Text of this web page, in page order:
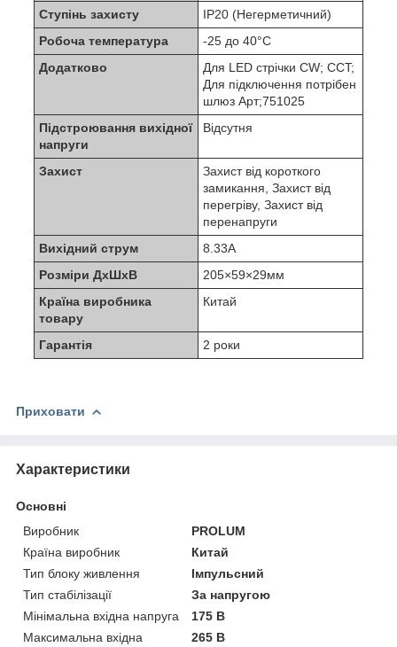
Ступінь захисту
IP20 (Негерметичний)
Робоча температура
-25 до 40°С
Додатково
Для LED стрічки CW; CCT;
Для підключення потрібен
шлюз Арт;751025
Підстроювання вихідної
напруги
Відсутня
Захист
Захист від короткого
замикання, Захист від
перегріву, Захист від
перенапруги
Вихідний струм
8.33A
Розміри ДхШхВ
205×59×29мм
Країна виробника
товару
Китай
Гарантія 2 роки
Приховати
Характеристики
Основні
Виробник
PROLUM
Країна виробник
Китай
Тип блоку живлення
Імпульсний
Тип стабілізації
За напругою
Мінімальна вхідна напруга
175 В
Максимальна вхідна
265 В